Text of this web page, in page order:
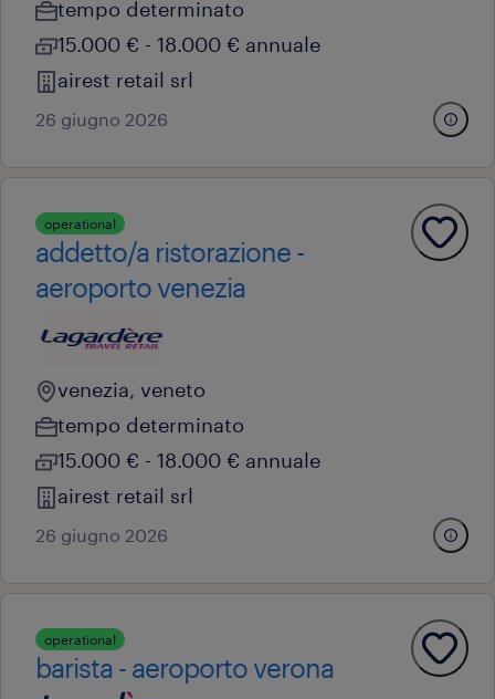
tempo determinato
15.000 € - 18.000 € annuale
airest retail srl
26 giugno 2026
operational
addetto/a ristorazione -
aeroporto venezia
venezia, veneto
tempo determinato
15.000 € - 18.000 € annuale
airest retail srl
26 giugno 2026
operational
barista - aeroporto verona